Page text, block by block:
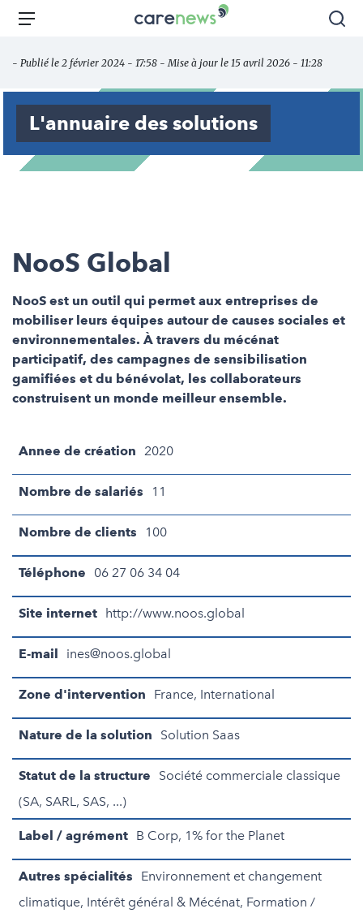
Aller
principal
Carenews,
des
acteurs
l'engagement
Menu
- Publié le 2 février 2024 - 17:58 - Mise à jour le 15 avril 2026 - 11:28
L'annuaire des solutions
NooS Global
NooS est un outil qui permet aux entreprises de
mobiliser leurs équipes autour de causes sociales et
environnementales. À travers du mécénat
participatif, des campagnes de sensibilisation
gamifiées et du bénévolat, les collaborateurs
construisent un monde meilleur ensemble.
Annee de création 2020
Nombre de salariés 11
Nombre de clients 100
Téléphone 06 27 06 34 04
Site internet http://www.noos.global
E-mail ines@noos.global
Zone d'intervention France, International
Nature de la solution Solution Saas
Statut de la structure
Société commerciale classique
(SA, SARL, SAS, ...)
Label / agrément B Corp, 1% for the Planet
Autres spécialités
Environnement et changement
climatique, Intérêt général & Mécénat, Formation /